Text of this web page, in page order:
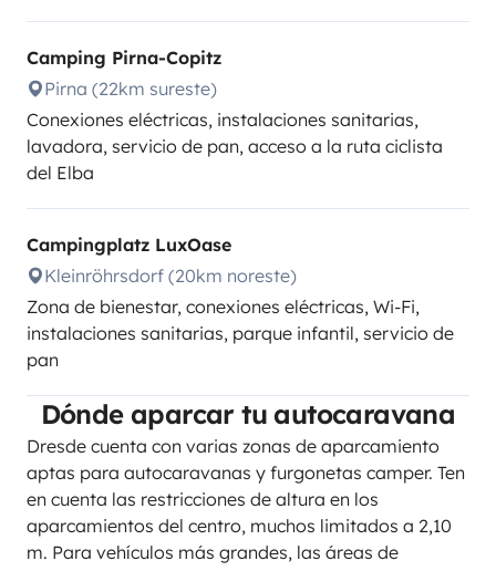
Camping Pirna-Copitz
Pirna (22km sureste)
Conexiones eléctricas, instalaciones sanitarias,
lavadora, servicio de pan, acceso a la ruta ciclista
del Elba
Campingplatz LuxOase
Kleinröhrsdorf (20km noreste)
Zona de bienestar, conexiones eléctricas, Wi-Fi,
instalaciones sanitarias, parque infantil, servicio de
pan
Dónde aparcar tu autocaravana
Dresde cuenta con varias zonas de aparcamiento
aptas para autocaravanas y furgonetas camper. Ten
en cuenta las restricciones de altura en los
aparcamientos del centro, muchos limitados a 2,10
m. Para vehículos más grandes, las áreas de